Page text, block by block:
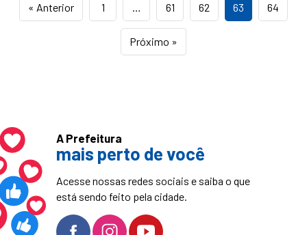
« Anterior 1 … 61 62 63 64
Próximo »
A Prefeitura
mais perto de você
Acesse nossas redes sociais e saiba o que
está sendo feito pela cidade.